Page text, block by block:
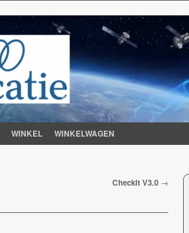
WINKEL WINKELWAGEN
CheckIt V3.0 →